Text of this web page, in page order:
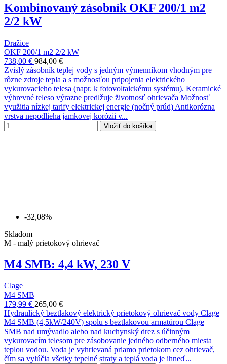
Kombinovaný zásobník OKF 200/1 m2
2/2 kW
Dražice
OKF 200/1 m2 2/2 kW
738,00 € 984,00 €
Zvislý zásobník teplej vody s jedným výmenníkom vhodným pre
rôzne zdroje tepla a s možnosťou pripojenia elektrického
vykurovacieho telesa (napr. k fotovoltaickému systému). Keramické
výhrevné teleso výrazne predlžuje životnosť ohrievača Možnosť
využitia nízkej tarify elektrickej energie (nočný prúd) Antikorózna
vrstva nepodlieha jamkovej korózii v...
Vložiť do košíka
-32,08%
Skladom
M - malý prietokový ohrievač
M4 SMB: 4,4 kW, 230 V
Clage
M4 SMB
179,99 € 265,00 €
Hydraulický beztlakový elektrický prietokový ohrievač vody Clage
M4 SMB (4,5kW/240V) spolu s beztlakovou armatúrou Clage
SMB nad umývadlo alebo nad kuchynský drez s účinným
vykurovacím telesom pre zásobovanie jedného odberného miesta
teplou vodou. Voda je vyhrievaná priamo prietokom cez ohrievač,
čím sa vylúčia všetky tepelné straty a teplá voda je ihneď...